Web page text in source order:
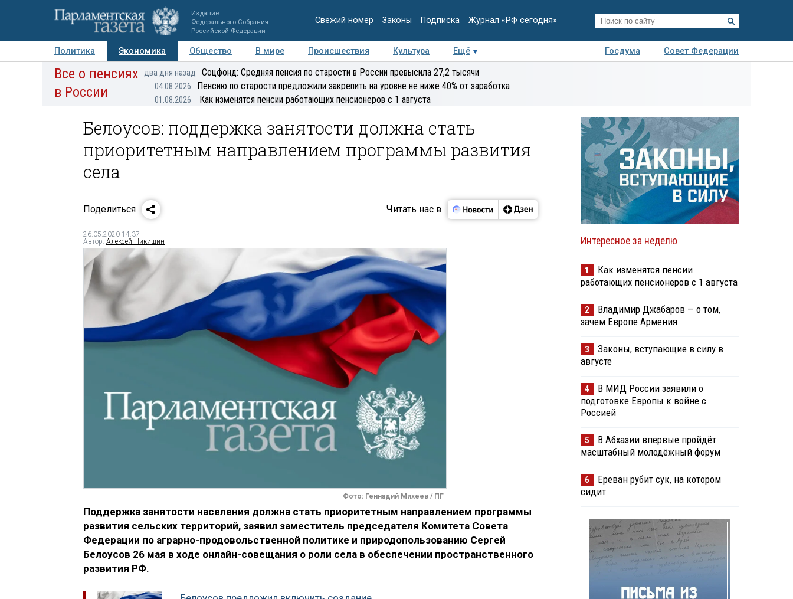
Издание
Федерального Собрания
Российской Федерации
Свежий номер Законы Подписка Журнал «РФ сегодня»
Политика Экономика Общество В мире Происшествия Культура Ещё Госдума
Совет Федерации
Авторы Персоны Мнения Регионы Медиацентр Интервью Колумнисты
Все о пенсиях
в России
два дня назад Соцфонд: Средняя пенсия по старости в России превысила 27,2 тысячи
04.08.2026 Пенсию по старости предложили закрепить на уровне не ниже 40% от заработка
01.08.2026 Как изменятся пенсии работающих пенсионеров с 1 августа
Белоусов: поддержка занятости должна стать
приоритетным направлением программы развития
села
Поделиться Читать нас в
26.05.2020 14:37
Автор: Алексей Никишин
Фото: Геннадий Михеев / ПГ
Поддержка занятости населения должна стать приоритетным направлением программы
развития сельских территорий, заявил заместитель председателя Комитета Совета
Федерации по аграрно-продовольственной политике и природопользованию Сергей
Белоусов 26 мая в ходе онлайн-совещания о роли села в обеспечении пространственного
развития РФ.
Интересное за неделю
1
Как изменятся пенсии
работающих пенсионеров с 1 августа
2
Владимир Джабаров — о том,
зачем Европе Армения
3
Законы, вступающие в силу в
августе
4
В МИД России заявили о
подготовке Европы к войне с
Россией
5
В Абхазии впервые пройдёт
масштабный молодёжный форум
6
Ереван рубит сук, на котором
сидит